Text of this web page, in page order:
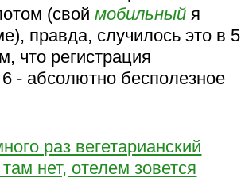
(своймобильный я
правда, случилось это в 5
что регистрация
6 - абсолютно бесполезное